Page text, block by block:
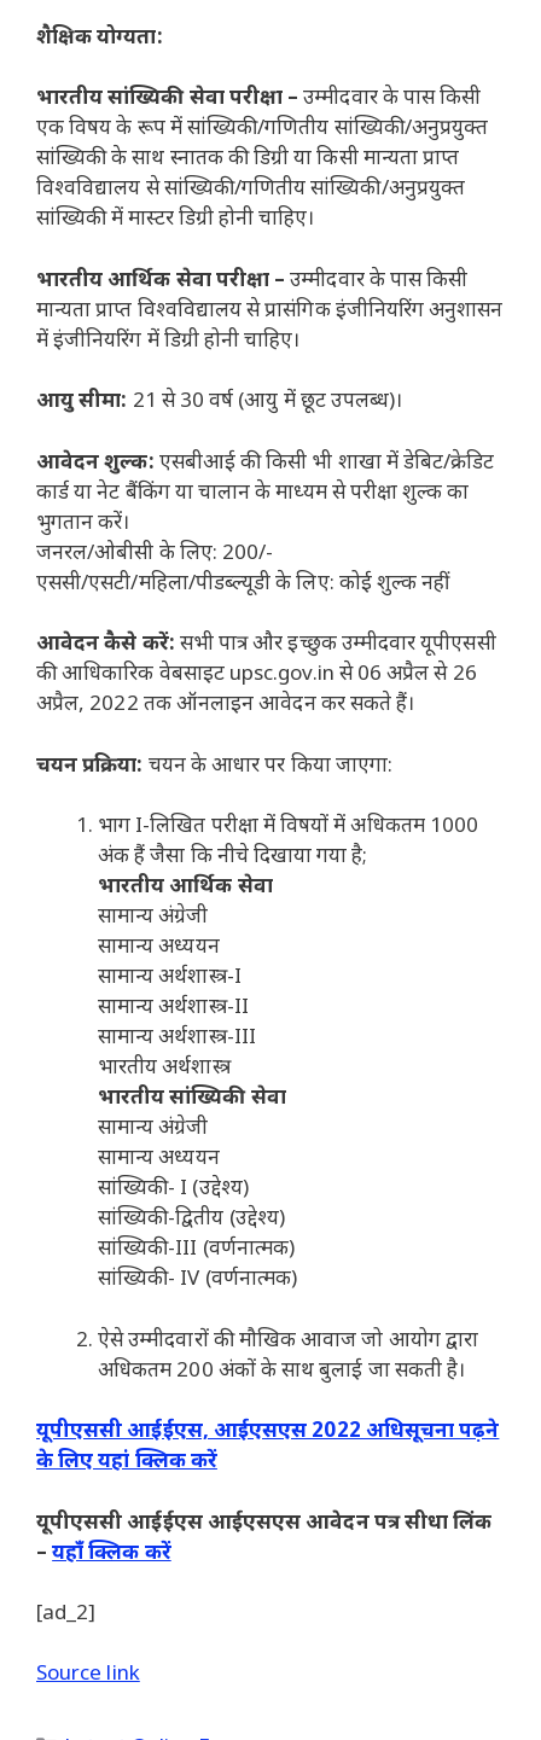
शैक्षिक योग्यता:
भारतीय सांख्यिकी सेवा परीक्षा – उम्मीदवार के पास किसी
एक विषय के रूप में सांख्यिकी/गणितीय सांख्यिकी/अनुप्रयुक्त
सांख्यिकी के साथ स्नातक की डिग्री या किसी मान्यता प्राप्त
विश्वविद्यालय से सांख्यिकी/गणितीय सांख्यिकी/अनुप्रयुक्त
सांख्यिकी में मास्टर डिग्री होनी चाहिए।
भारतीय आर्थिक सेवा परीक्षा –उम्मीदवार के पास किसी
मान्यता प्राप्त विश्वविद्यालय से प्रासंगिक इंजीनियरिंग अनुशासन
में इंजीनियरिंग में डिग्री होनी चाहिए।
आयु सीमा: 21 से 30 वर्ष (आयु में छूट उपलब्ध)।
आवेदन शुल्क: एसबीआई की किसी भी शाखा में डेबिट/क्रेडिट
कार्ड या नेट बैंकिंग या चालान के माध्यम से परीक्षा शुल्क का
भुगतान करें।
जनरल/ओबीसी के लिए: 200/-
एससी/एसटी/महिला/पीडब्ल्यूडी के लिए: कोई शुल्क नहीं
आवेदन कैसे करें: सभी पात्र और इच्छुक उम्मीदवार यूपीएससी
की आधिकारिक वेबसाइट upsc.gov.in से 06 अप्रैल से 26
अप्रैल, 2022 तक ऑनलाइन आवेदन कर सकते हैं।
चयन प्रक्रिया: चयन के आधार पर किया जाएगा:
भाग I-लिखित परीक्षा में विषयों में अधिकतम 1000
अंक हैं जैसा कि नीचे दिखाया गया है;
भारतीय आर्थिक सेवा
सामान्य अंग्रेजी
सामान्य अध्ययन
सामान्य अर्थशास्त्र-I
सामान्य अर्थशास्त्र-II
सामान्य अर्थशास्त्र-III
भारतीय अर्थशास्त्र
भारतीय सांख्यिकी सेवा
सामान्य अंग्रेजी
सामान्य अध्ययन
सांख्यिकी- I (उद्देश्य)
सांख्यिकी-द्वितीय (उद्देश्य)
सांख्यिकी-III (वर्णनात्मक)
सांख्यिकी- IV (वर्णनात्मक)
ऐसे उम्मीदवारों की मौखिक आवाज जो आयोग द्वारा
अधिकतम 200 अंकों के साथ बुलाई जा सकती है।
यूपीएससी आईईएस, आईएसएस 2022 अधिसूचना पढ़ने
के लिए यहां क्लिक करें
यूपीएससी आईईएस आईएसएस आवेदन पत्र सीधा लिंक
–यहाँ क्लिक करें
[ad_2]
Source link